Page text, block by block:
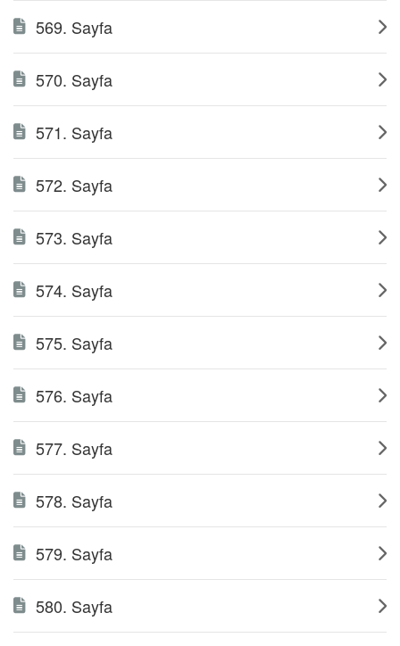
569. Sayfa
570. Sayfa
571. Sayfa
572. Sayfa
573. Sayfa
574. Sayfa
575. Sayfa
576. Sayfa
577. Sayfa
578. Sayfa
579. Sayfa
580. Sayfa